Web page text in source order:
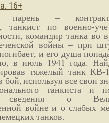
16+
парень –
танкист по военно-
командир танка во
войны – при
и его душа
в июль 1941 года.
тяжелый танк
бой, используя все свои
танкиста и
о
войне и о слабых
танков.